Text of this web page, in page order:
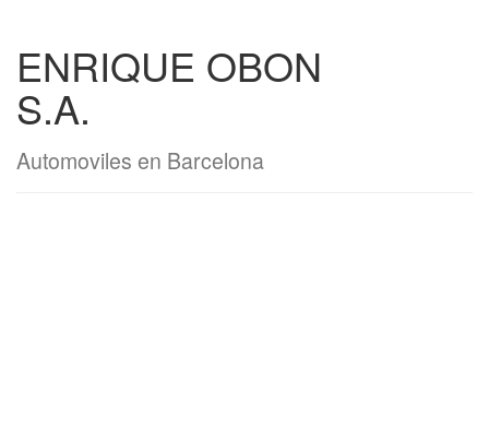
ENRIQUE OBON
S.A.
Automoviles en Barcelona